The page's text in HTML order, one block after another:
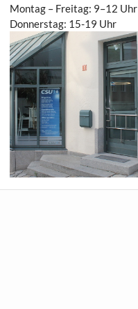
Montag – Freitag: 9–12 Uhr
Donnerstag: 15-19 Uhr